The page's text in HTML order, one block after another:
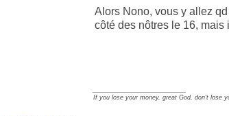
Alors Nono, vous y allez
côté des nôtres le 16,
If you lose your money, great God, don't lose